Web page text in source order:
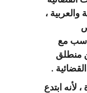
والعربية ،
مع
منطلق
.
، لأنه ابتدع